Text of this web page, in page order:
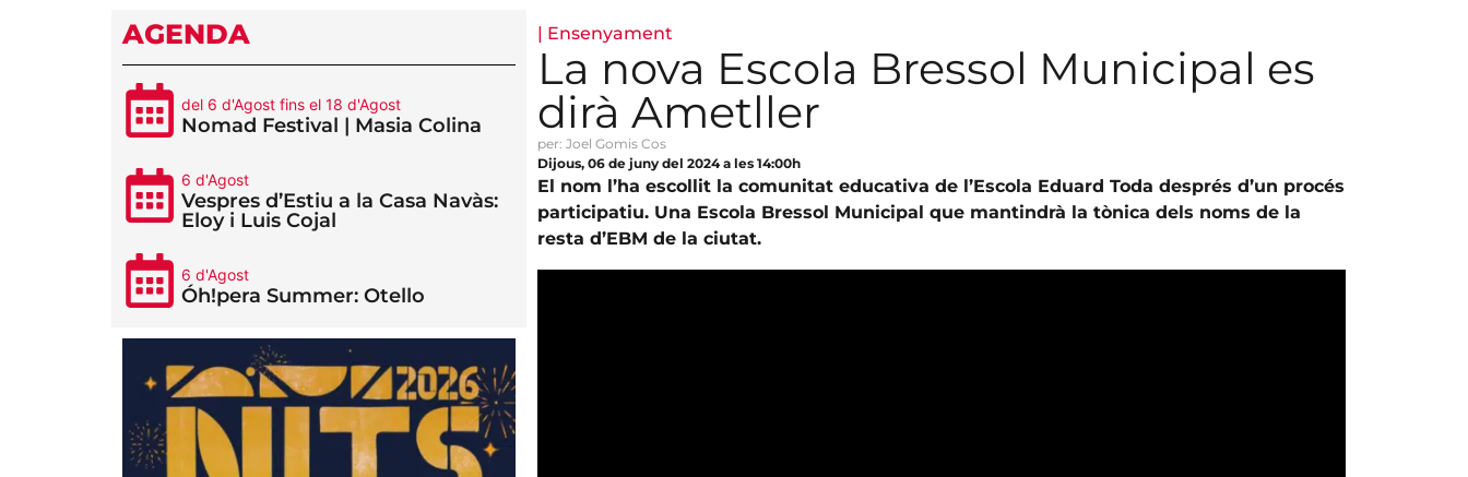
AGENDA
del 6 d'Agost fins el 18 d'Agost
Nomad Festival | Masia Colina
6 d'Agost
Vespres d’Estiu a la Casa Navàs:
Eloy i Luis Cojal
6 d'Agost
Óh!pera Summer: Otello
| Ensenyament
La nova Escola Bressol Municipal es
dirà Ametller
per: Joel Gomis Cos
Dijous, 06 de juny del 2024 a les 14:00h
El nom l’ha escollit la comunitat educativa de l’Escola Eduard Toda després d’un procés
participatiu. Una Escola Bressol Municipal que mantindrà la tònica dels noms de la
resta d’EBM de la ciutat.